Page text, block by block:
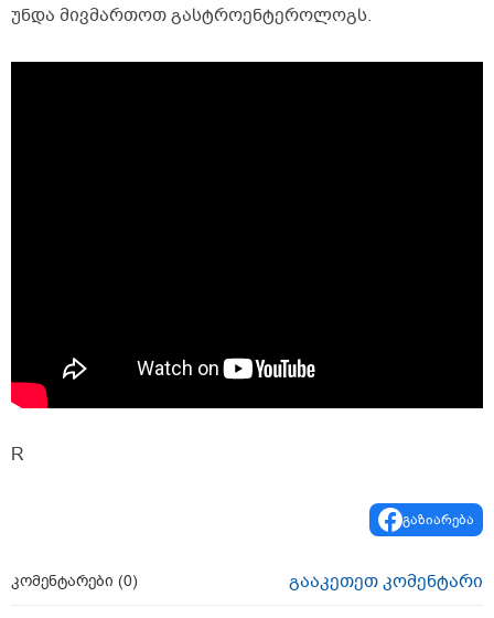
უნდა მივმართოთ გასტროენტეროლოგს.
R
გაზიარება
კომენტარები (0) გააკეთეთ კომენტარი